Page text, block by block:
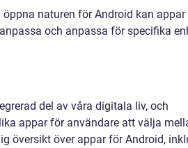
naturen för Android kan
och anpassa för specifika
del av våra digitala liv, och
appar för användare att välja
översikt över appar för Android,